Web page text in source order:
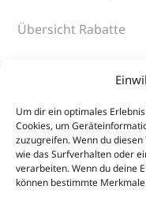
Um dir ein optimales
Cookies, um
zuzugreifen. Wenn du
wie das Surfverhalten oder
verarbeiten. Wenn du deine
können bestimmte
Übersicht Rabatte
Verschiedenes
Aktuelles